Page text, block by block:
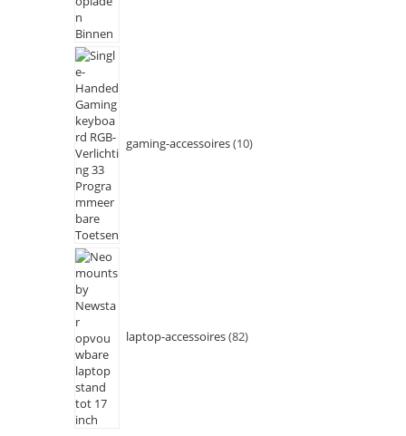
gaming-accessoires 10
laptop-accessoires 82